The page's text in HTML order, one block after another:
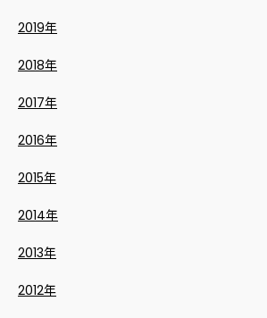
2019年
2018年
2017年
2016年
2015年
2014年
2013年
2012年